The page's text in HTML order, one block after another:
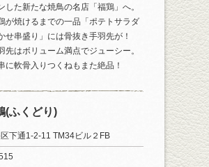
した新たな焼鳥の名店「福鶏」へ。
が焼けるまでの一品「ポテトサラダ
せ串盛り」には骨抜き手羽先が！
先はボリューム満点でジューシー。
に軟骨入りつくねもまた絶品！
(ふくどり)
下通1-2-11 TM34ビル２FB